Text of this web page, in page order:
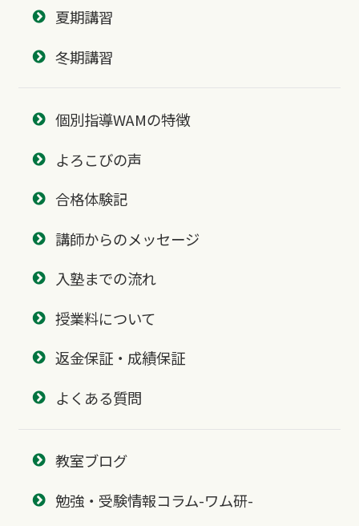
夏期講習
冬期講習
個別指導WAMの特徴
よろこびの声
合格体験記
講師からのメッセージ
入塾までの流れ
授業料について
返金保証・成績保証
よくある質問
教室ブログ
勉強・受験情報コラム-ワム研-